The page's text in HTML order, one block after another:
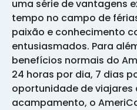
uma série de vantagens
tempo no campo de
paixão e conhecimento
entusiasmados. Para
benefícios normais do
24 horas por dia, 7 dias
oportunidade de viajares
acampamento, o